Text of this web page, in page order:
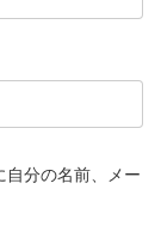
自分の名前、メー